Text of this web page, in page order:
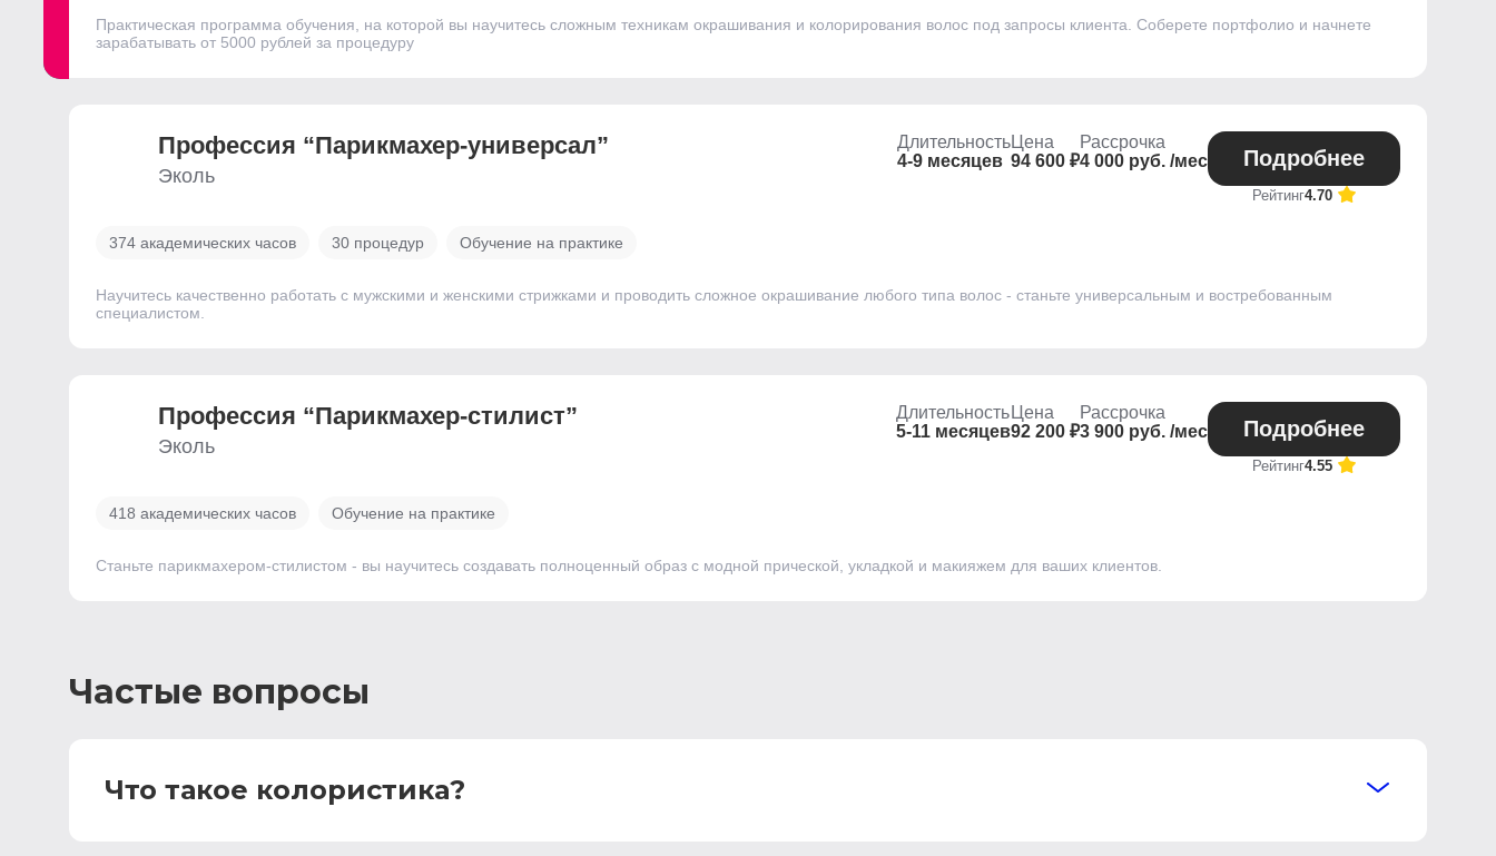
Практическая программа обучения, на которой вы научитесь сложным техникам окрашивания и колорирования волос под запросы клиента. Соберете портфолио и начнете
зарабатывать от 5000 рублей за процедуру
Профессия “Парикмахер-универсал”
Эколь
Длительность
4-9 месяцев
Цена
94 600 ₽
Рассрочка
4 000 руб. /мес
Подробнее
Рейтинг4.70
374 академических часов 30 процедур Обучение на практике
Научитесь качественно работать с мужскими и женскими стрижками и проводить сложное окрашивание любого типа волос - станьте универсальным и востребованным
специалистом.
Профессия “Парикмахер-стилист”
Эколь
Длительность
5-11 месяцев
Цена
92 200 ₽
Рассрочка
3 900 руб. /мес
Подробнее
Рейтинг4.55
418 академических часов Обучение на практике
Станьте парикмахером-стилистом - вы научитесь создавать полноценный образ с модной прической, укладкой и макияжем для ваших клиентов.
Частые вопросы
Что такое колористика?